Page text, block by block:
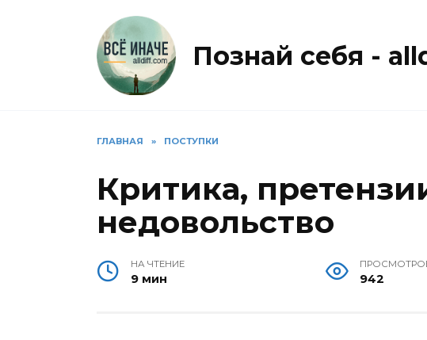
Познай себя -
ГЛАВНАЯ » ПОСТУПКИ
Критика,
недовольство
НА ЧТЕНИЕ
9 мин 942